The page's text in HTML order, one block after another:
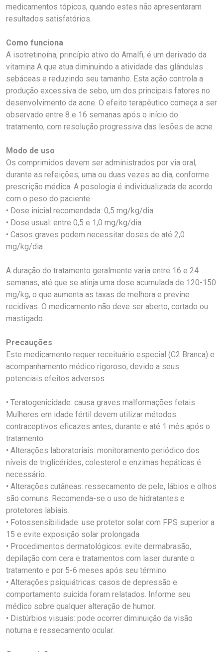
medicamentos tópicos, quando estes não apresentaram
resultados satisfatórios.
Como funciona
A isotretinoína, princípio ativo do Amalfi, é um derivado da
vitamina A que atua diminuindo a atividade das glândulas
sebáceas e reduzindo seu tamanho. Esta ação controla a
produção excessiva de sebo, um dos principais fatores no
desenvolvimento da acne. O efeito terapêutico começa a ser
observado entre 8 e 16 semanas após o início do
tratamento, com resolução progressiva das lesões de acne.
Modo de uso
Os comprimidos devem ser administrados por via oral,
durante as refeições, uma ou duas vezes ao dia, conforme
prescrição médica. A posologia é individualizada de acordo
com o peso do paciente:
• Dose inicial recomendada: 0,5 mg/kg/dia
• Dose usual: entre 0,5 e 1,0 mg/kg/dia
• Casos graves podem necessitar doses de até 2,0
mg/kg/dia
A duração do tratamento geralmente varia entre 16 e 24
semanas, até que se atinja uma dose acumulada de 120-150
mg/kg, o que aumenta as taxas de melhora e previne
recidivas. O medicamento não deve ser aberto, cortado ou
mastigado.
Precauções
Este medicamento requer receituário especial (C2 Branca) e
acompanhamento médico rigoroso, devido a seus
potenciais efeitos adversos:
• Teratogenicidade: causa graves malformações fetais.
Mulheres em idade fértil devem utilizar métodos
contraceptivos eficazes antes, durante e até 1 mês após o
tratamento.
• Alterações laboratoriais: monitoramento periódico dos
níveis de triglicérides, colesterol e enzimas hepáticas é
necessário.
• Alterações cutâneas: ressecamento de pele, lábios e olhos
são comuns. Recomenda-se o uso de hidratantes e
protetores labiais.
• Fotossensibilidade: use protetor solar com FPS superior a
15 e evite exposição solar prolongada.
• Procedimentos dermatológicos: evite dermabrasão,
depilação com cera e tratamentos com laser durante o
tratamento e por 5-6 meses após seu término.
• Alterações psiquiátricas: casos de depressão e
comportamento suicida foram relatados. Informe seu
médico sobre qualquer alteração de humor.
• Distúrbios visuais: pode ocorrer diminuição da visão
noturna e ressecamento ocular.